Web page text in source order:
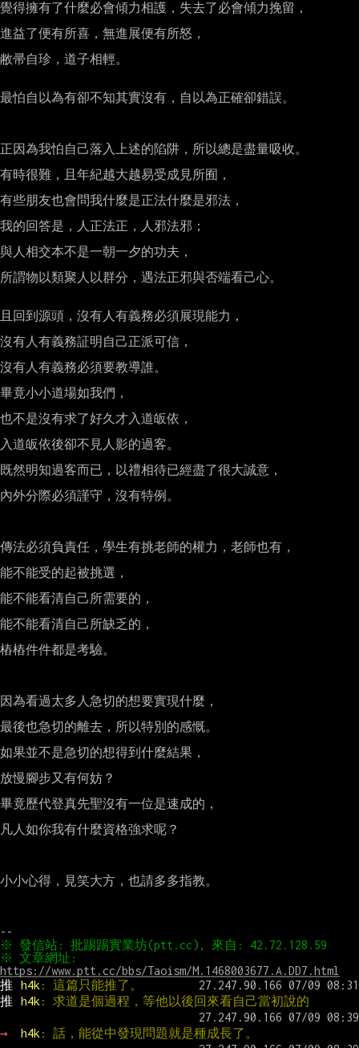
覺得擁有了什麼必會傾力相護，失去了必會傾力挽留，
進益了便有所喜，無進展便有所怒，
敝帚自珍，道子相輕。
最怕自以為有卻不知其實沒有，自以為正確卻錯誤。
正因為我怕自己落入上述的陷阱，所以總是盡量吸收。
有時很難，且年紀越大越易受成見所囿，
有些朋友也會問我什麼是正法什麼是邪法，
我的回答是，人正法正，人邪法邪；
與人相交本不是一朝一夕的功夫，
所謂物以類聚人以群分，遇法正邪與否端看己心。
且回到源頭，沒有人有義務必須展現能力，
沒有人有義務証明自己正派可信，
沒有人有義務必須要教導誰。
畢竟小小道場如我們，
也不是沒有求了好久才入道皈依，
入道皈依後卻不見人影的過客。
既然明知過客而已，以禮相待已經盡了很大誠意，
內外分際必須謹守，沒有特例。
傳法必須負責任，學生有挑老師的權力，老師也有，
能不能受的起被挑選，
能不能看清自己所需要的，
能不能看清自己所缺乏的，
樁樁件件都是考驗。
因為看過太多人急切的想要實現什麼，
最後也急切的離去，所以特別的感慨。
如果並不是急切的想得到什麼結果，
放慢腳步又有何妨？
畢竟歷代登真先聖沒有一位是速成的，
凡人如你我有什麼資格強求呢？
小小心得，見笑大方，也請多多指教。
https://www.ptt.cc/bbs/Taoism/M.1468003677.A.DD7.html
推
h4k : 這篇只能推了。
推
h4k : 求道是個過程，等他以後回來看自己當初說的
→ h4k : 話，能從中發現問題就是種成長了。